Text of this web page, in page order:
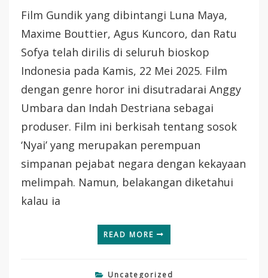
Tayang
Film Gundik.
Berikut
Fakta
Menarik
Film
Yang
Dibintangi
Luna
Maya
Film Gundik yang dibintangi Luna Maya,
Maxime Bouttier, Agus Kuncoro, dan Ratu
Sofya telah dirilis di seluruh bioskop
Indonesia pada Kamis, 22 Mei 2025. Film
dengan genre horor ini disutradarai Anggy
Umbara dan Indah Destriana sebagai
produser. Film ini berkisah tentang sosok
‘Nyai’ yang merupakan perempuan
simpanan pejabat negara dengan kekayaan
melimpah. Namun, belakangan diketahui
kalau ia
READ MORE
Uncategorized